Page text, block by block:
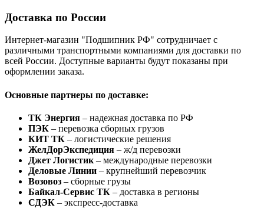
Доставка по России
Интернет-магазин "Подшипник РФ" сотрудничает с
различными транспортными компаниями для доставки по
всей России. Доступные варианты будут показаны при
оформлении заказа.
Основные партнеры по доставке:
ТК Энергия – надежная доставка по РФ
ПЭК – перевозка сборных грузов
КИТ ТК – логистические решения
ЖелДорЭкспедиция – ж/д перевозки
Джет Логистик – международные перевозки
Деловые Линии – крупнейший перевозчик
Возовоз – сборные грузы
Байкал-Сервис ТК – доставка в регионы
СДЭК – экспресс-доставка